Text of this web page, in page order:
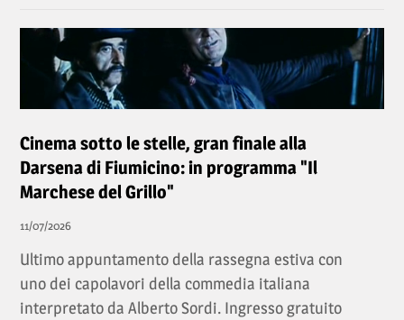
Cinema sotto le stelle, gran finale alla
Darsena di Fiumicino: in programma "Il
Marchese del Grillo"
11/07/2026
Ultimo appuntamento della rassegna estiva con
uno dei capolavori della commedia italiana
interpretato da Alberto Sordi. Ingresso gratuito